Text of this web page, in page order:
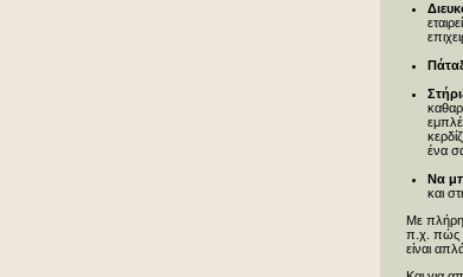
ένα
Να
και
Με πλήρη
π.χ. πώς
είναι